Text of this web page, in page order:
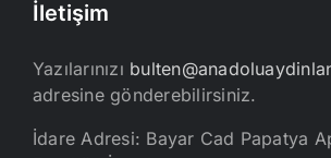
İletişim
Yazılarınızı
adresine gönderebilirsiniz.
İdare Adresi: Bayar Cad Papatya